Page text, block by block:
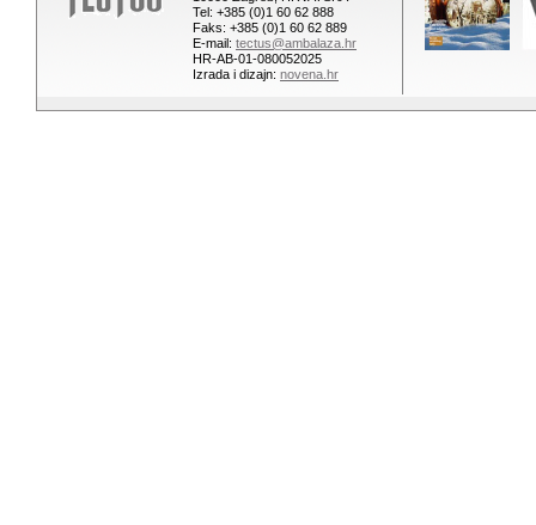
Tel: +385 (0)1 60 62 888
Faks: +385 (0)1 60 62 889
E-mail: tectus@ambalaza.hr
HR-AB-01-080052025
Izrada i dizajn: novena.hr